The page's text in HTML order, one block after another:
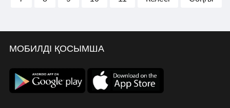
МОБИЛДІ ҚОСЫМША